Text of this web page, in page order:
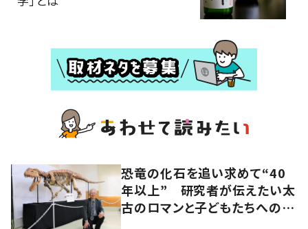
恐竜の化石を追い求めて“40
年以上” 研究者が伝えたい太
古のロマンと子どもたちへのメ